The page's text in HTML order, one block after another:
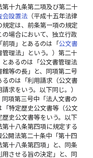
十九条第二項及び第二十
会設置法 （平成十五年法律
定は、前条第一項の規定
場合において、独立行政
前項」とあるのは「公文書
管理法」という。）第二十
あるのは「公文書管理法
等の長」と、同項第二号
のは「利用請求（公文書
求をいう。以下同じ。）
項第三号中「法人文書の
特定歴史公文書等（公文
史公文書等をいう。以下
十八条第四項に規定する
開法第二十条中「第十四
十八条第四項」と、同条
させる旨の決定」と、同